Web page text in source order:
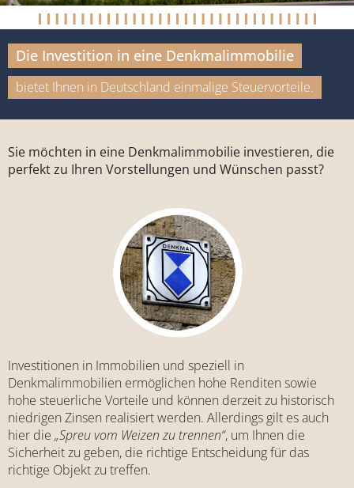
Die Investition in eine Denkmalimmobilie
bietet Ihnen in Deutschland einmalige Steuervorteile.
Sie möchten in eine Denkmalimmobilie investieren, die
perfekt zu Ihren Vorstellungen und Wünschen passt?
Investitionen in Immobilien und speziell in
Denkmalimmobilien ermöglichen hohe Renditen sowie
hohe steuerliche Vorteile und können derzeit zu historisch
niedrigen Zinsen realisiert werden. Allerdings gilt es auch
hier die „Spreu vom Weizen zu trennen“, um Ihnen die
Sicherheit zu geben, die richtige Entscheidung für das
richtige Objekt zu treffen.